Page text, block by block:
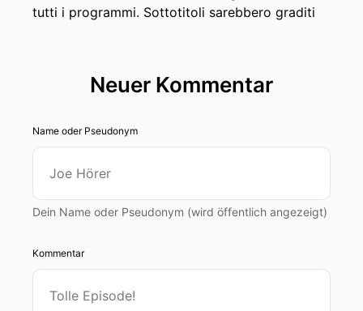
tutti i programmi. Sottotitoli sarebbero graditi
Neuer Kommentar
Name oder Pseudonym
Dein Name oder Pseudonym (wird öffentlich angezeigt)
Kommentar